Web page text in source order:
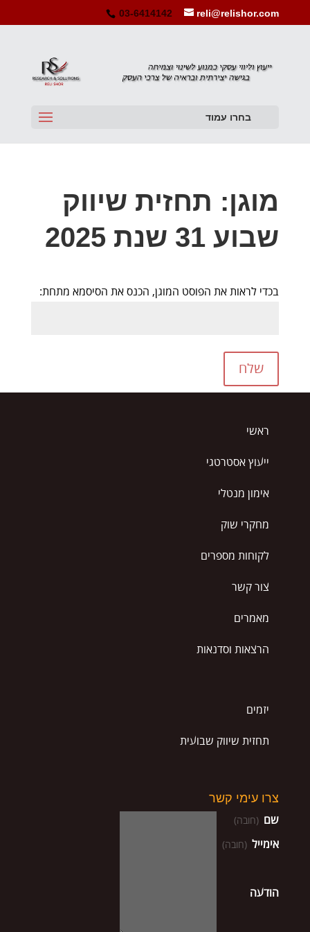
03-6414142 reli@relishor.com
בחרו עמוד
מוגן: תחזית שיווק
שבוע 31 שנת 2025
בכדי לראות את הפוסט המוגן, הכנס את הסיסמא מתחת:
שלח
ראשי
ייעוץ אסטרטגי
אימון מנטלי
מחקרי שוק
לקוחות מספרים
צור קשר
מאמרים
הרצאות וסדנאות
יזמים
תחזית שיווק שבועית
צרו עימי קשר
שם (חובה)
אימייל (חובה)
הודעה